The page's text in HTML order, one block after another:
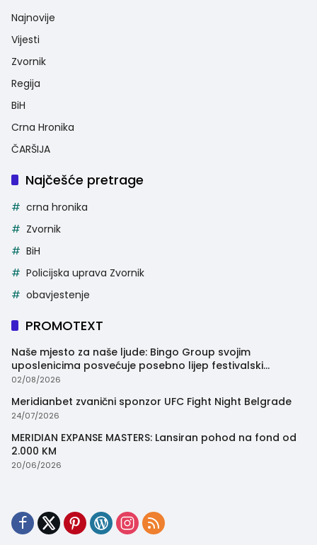
Najnovije
Vijesti
Zvornik
Regija
BiH
Crna Hronika
ČARŠIJA
Najčešće pretrage
crna hronika
Zvornik
BiH
Policijska uprava Zvornik
obavjestenje
PROMOTEXT
Naše mjesto za naše ljude: Bingo Group svojim
uposlenicima posvećuje posebno lijep festivalski
trenutak
02/08/2026
Meridianbet zvanični sponzor UFC Fight Night Belgrade
24/07/2026
MERIDIAN EXPANSE MASTERS: Lansiran pohod na fond od
2.000 KM
20/06/2026